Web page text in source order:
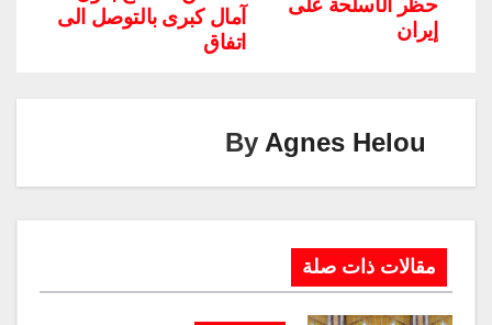
b
o
A
a
dI
Li
آمال كبرى بالتوصل الى
اتفاق
إيران
By Agnes Helou
مقالات ذات صلة